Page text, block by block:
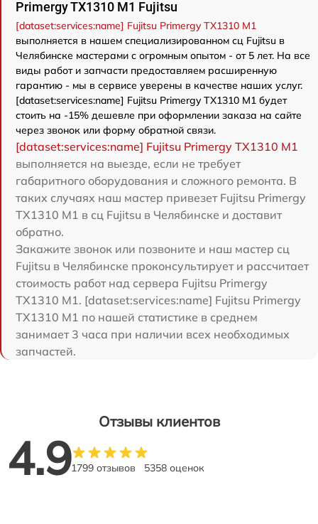
Primergy TX1310 M1 Fujitsu
[dataset:services:name] Fujitsu Primergy TX1310 M1
выполняется в нашем специализированном сц Fujitsu в
Челябинске мастерами с огромным опытом - от 5 лет. На все
виды работ и запчасти предоставляем расширенную
гарантию - мы в сервисе уверены в качестве наших услуг.
[dataset:services:name] Fujitsu Primergy TX1310 M1 будет
стоить на -15% дешевле при оформлении заказа на сайте
через звонок или форму обратной связи.
[dataset:services:name] Fujitsu Primergy TX1310 M1
выполняется на выезде, если не требует
габаритного оборудования и сложного ремонта. В
таких случаях наш мастер привезет Fujitsu Primergy
TX1310 M1 в сц Fujitsu в Челябинске и доставит
обратно.
Закажите звонок или позвоните и наш мастер сц
Fujitsu в Челябинске проконсультирует и рассчитает
стоимость работ над сервера Fujitsu Primergy
TX1310 M1. [dataset:services:name] Fujitsu Primergy
TX1310 M1 по нашей статистике в среднем
занимает 3 часа при наличии всех необходимых
запчастей.
Отзывы клиентов
4.91799 отзывов 5358 оценок